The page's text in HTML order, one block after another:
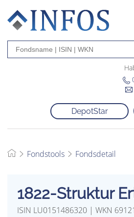
DepotStar
Fondstools Fondsdetail
1822-Struktur
ISIN LU0151486320 | WKN